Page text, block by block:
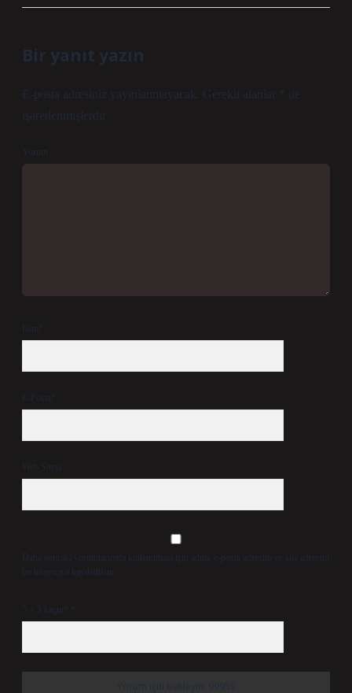
Bir yanıt yazın
E-posta adresiniz yayınlanmayacak. Gerekli alanlar
ile
işaretlenmişlerdir
Yorum
İsim*
E-Posta*
Web Sitesi
Daha sonraki yorumlarımda kullanılması için adım, e-posta adresim ve site adresim
bu tarayıcıya kaydedilsin.
5 + 3 kaçtır? *